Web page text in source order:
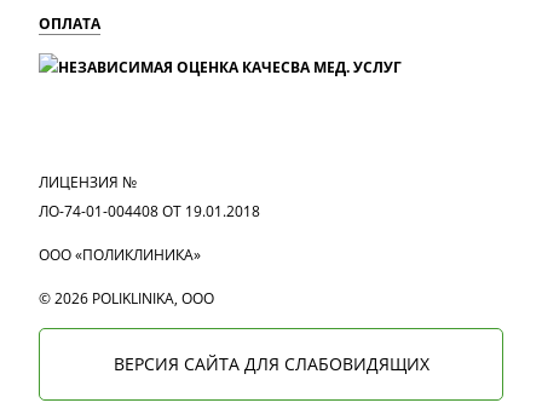
ОПЛАТА
ЛИЦЕНЗИЯ №
ЛО-74-01-004408 ОТ 19.01.2018
ООО «ПОЛИКЛИНИКА»
© 2026 POLIKLINIKA, OOO
ВЕРСИЯ САЙТА ДЛЯ СЛАБОВИДЯЩИХ